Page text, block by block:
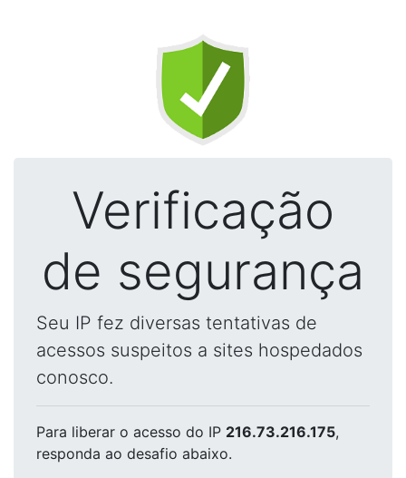
Verificação
de segurança
Seu IP fez diversas tentativas de
acessos suspeitos a sites hospedados
conosco.
Para liberar o acesso do IP 216.73.216.175,
responda ao desafio abaixo.